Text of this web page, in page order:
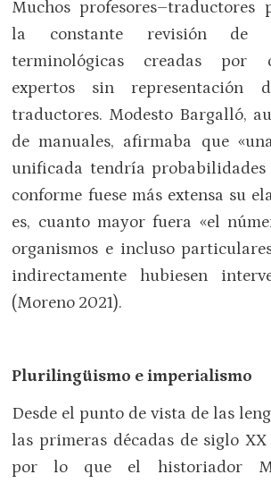
Muchos profesores–traductores
la constante revisión de
terminológicas creadas por
expertos sin representación
traductores. Modesto Bargalló,
de manuales, afirmaba que
unificada tendría probabilidades
conforme fuese más extensa su
es, cuanto mayor fuera «el
organismos e incluso
indirectamente hubiesen
(Moreno 2021).
Plurilingüismo e imperialismo
Desde el punto de vista de las
las primeras décadas de siglo
por lo que el historiador